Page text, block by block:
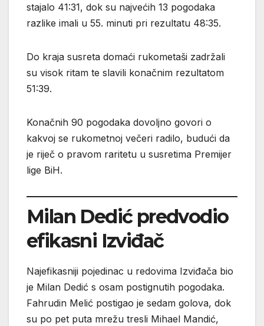
stajalo 41:31, dok su najvećih 13 pogodaka
razlike imali u 55. minuti pri rezultatu 48:35.
Do kraja susreta domaći rukometaši zadržali
su visok ritam te slavili konačnim rezultatom
51:39.
Konačnih 90 pogodaka dovoljno govori o
kakvoj se rukometnoj večeri radilo, budući da
je riječ o pravom raritetu u susretima Premijer
lige BiH.
Milan Dedić predvodio
efikasni Izviđač
Najefikasniji pojedinac u redovima Izviđača bio
je Milan Dedić s osam postignutih pogodaka.
Fahrudin Melić postigao je sedam golova, dok
su po pet puta mrežu tresli Mihael Mandić,